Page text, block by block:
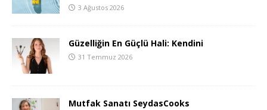
3 Ağustos 2026
Güzelliğin En Güçlü Hali: Kendini
31 Temmuz 2026
Mutfak Sanatı SeydasCooks